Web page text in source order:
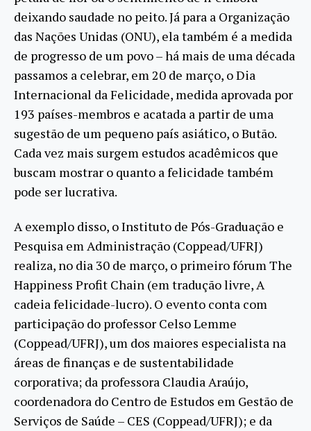
deixando saudade no peito. Já para a Organização
das Nações Unidas (ONU), ela também é a medida
de progresso de um povo – há mais de uma década
passamos a celebrar, em 20 de março, o Dia
Internacional da Felicidade, medida aprovada por
193 países-membros e acatada a partir de uma
sugestão de um pequeno país asiático, o Butão.
Cada vez mais surgem estudos acadêmicos que
buscam mostrar o quanto a felicidade também
pode ser lucrativa.
A exemplo disso, o Instituto de Pós-Graduação e
Pesquisa em Administração (Coppead/UFRJ)
realiza, no dia 30 de março, o primeiro fórum The
Happiness Profit Chain (em tradução livre, A
cadeia felicidade-lucro). O evento conta com
participação do professor Celso Lemme
(Coppead/UFRJ), um dos maiores especialista na
áreas de finanças e de sustentabilidade
corporativa; da professora Claudia Araújo,
coordenadora do Centro de Estudos em Gestão de
Serviços de Saúde – CES (Coppead/UFRJ); e da